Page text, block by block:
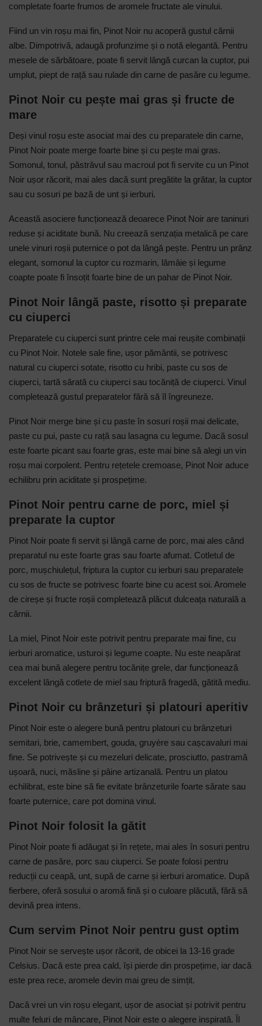
completate foarte frumos de aromele fructate ale vinului.
Fiind un vin roșu mai fin, Pinot Noir nu acoperă gustul cărnii
albe. Dimpotrivă, adaugă profunzime și o notă elegantă. Pentru
mesele de sărbătoare, poate fi servit lângă curcan la cuptor, pui
umplut, piept de rață sau rulade din carne de pasăre cu legume.
Pinot Noir cu pește mai gras și fructe de
mare
Deși vinul roșu este asociat mai des cu preparatele din carne,
Pinot Noir poate merge foarte bine și cu pește mai gras.
Somonul, tonul, păstrăvul sau macroul pot fi servite cu un Pinot
Noir ușor răcorit, mai ales dacă sunt pregătite la grătar, la cuptor
sau cu sosuri pe bază de unt și ierburi.
Această asociere funcționează deoarece Pinot Noir are taninuri
reduse și aciditate bună. Nu creează senzația metalică pe care
unele vinuri roșii puternice o pot da lângă pește. Pentru un prânz
elegant, somonul la cuptor cu rozmarin, lămâie și legume
coapte poate fi însoțit foarte bine de un pahar de Pinot Noir.
Pinot Noir lângă paste, risotto și preparate
cu ciuperci
Preparatele cu ciuperci sunt printre cele mai reușite combinații
cu Pinot Noir. Notele sale fine, ușor pământii, se potrivesc
natural cu ciuperci sotate, risotto cu hribi, paste cu sos de
ciuperci, tartă sărată cu ciuperci sau tocăniță de ciuperci. Vinul
completează gustul preparatelor fără să îl îngreuneze.
Pinot Noir merge bine și cu paste în sosuri roșii mai delicate,
paste cu pui, paste cu rață sau lasagna cu legume. Dacă sosul
este foarte picant sau foarte gras, este mai bine să alegi un vin
roșu mai corpolent. Pentru rețetele cremoase, Pinot Noir aduce
echilibru prin aciditate și prospețime.
Pinot Noir pentru carne de porc, miel și
preparate la cuptor
Pinot Noir poate fi servit și lângă carne de porc, mai ales când
preparatul nu este foarte gras sau foarte afumat. Cotletul de
porc, mușchiulețul, friptura la cuptor cu ierburi sau preparatele
cu sos de fructe se potrivesc foarte bine cu acest soi. Aromele
de cireșe și fructe roșii completează plăcut dulceața naturală a
cărnii.
La miel, Pinot Noir este potrivit pentru preparate mai fine, cu
ierburi aromatice, usturoi și legume coapte. Nu este neapărat
cea mai bună alegere pentru tocănițe grele, dar funcționează
excelent lângă cotlete de miel sau friptură fragedă, gătită mediu.
Pinot Noir cu brânzeturi și platouri aperitiv
Pinot Noir este o alegere bună pentru platouri cu brânzeturi
semitari, brie, camembert, gouda, gruyère sau cașcavaluri mai
fine. Se potrivește și cu mezeluri delicate, prosciutto, pastramă
ușoară, nuci, măsline și pâine artizanală. Pentru un platou
echilibrat, este bine să fie evitate brânzeturile foarte sărate sau
foarte puternice, care pot domina vinul.
Pinot Noir folosit la gătit
Pinot Noir poate fi adăugat și în rețete, mai ales în sosuri pentru
carne de pasăre, porc sau ciuperci. Se poate folosi pentru
reducții cu ceapă, unt, supă de carne și ierburi aromatice. După
fierbere, oferă sosului o aromă fină și o culoare plăcută, fără să
devină prea intens.
Cum servim Pinot Noir pentru gust optim
Pinot Noir se servește ușor răcorit, de obicei la 13-16 grade
Celsius. Dacă este prea cald, își pierde din prospețime, iar dacă
este prea rece, aromele devin mai greu de simțit.
Dacă vrei un vin roșu elegant, ușor de asociat și potrivit pentru
multe feluri de mâncare, Pinot Noir este o alegere inspirată. Îl